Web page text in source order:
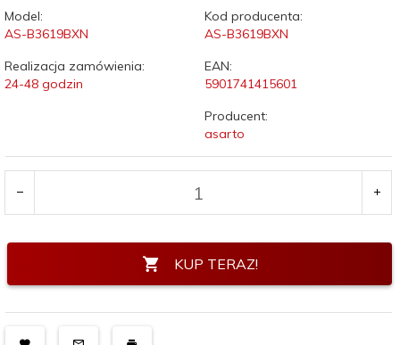
Model:
AS-B3619BXN
Kod producenta:
AS-B3619BXN
Realizacja zamówienia:
24-48 godzin
EAN:
5901741415601
Producent:
asarto
KUP TERAZ!